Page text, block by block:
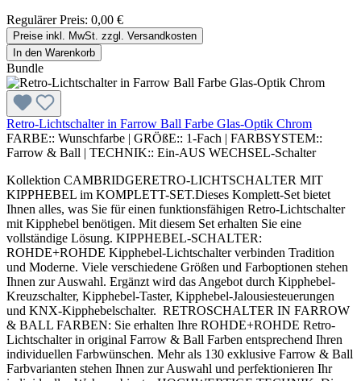
Regulärer Preis: 0,00 €
Preise inkl. MwSt. zzgl. Versandkosten
In den Warenkorb
Bundle
Retro-Lichtschalter in Farrow Ball Farbe Glas-Optik Chrom
FARBE:: Wunschfarbe | GRÖßE:: 1-Fach | FARBSYSTEM::
Farrow & Ball | TECHNIK:: Ein-AUS WECHSEL-Schalter
Kollektion CAMBRIDGERETRO-LICHTSCHALTER MIT
KIPPHEBEL im KOMPLETT-SET.Dieses Komplett-Set bietet
Ihnen alles, was Sie für einen funktionsfähigen Retro-Lichtschalter
mit Kipphebel benötigen. Mit diesem Set erhalten Sie eine
vollständige Lösung. KIPPHEBEL-SCHALTER:
ROHDE+ROHDE Kipphebel-Lichtschalter verbinden Tradition
und Moderne. Viele verschiedene Größen und Farboptionen stehen
Ihnen zur Auswahl. Ergänzt wird das Angebot durch Kipphebel-
Kreuzschalter, Kipphebel-Taster, Kipphebel-Jalousiesteuerungen
und KNX-Kipphebelschalter. RETROSCHALTER IN FARROW
& BALL FARBEN: Sie erhalten Ihre ROHDE+ROHDE Retro-
Lichtschalter in original Farrow & Ball Farben entsprechend Ihren
individuellen Farbwünschen. Mehr als 130 exklusive Farrow & Ball
Farbvarianten stehen Ihnen zur Auswahl und perfektionieren Ihr